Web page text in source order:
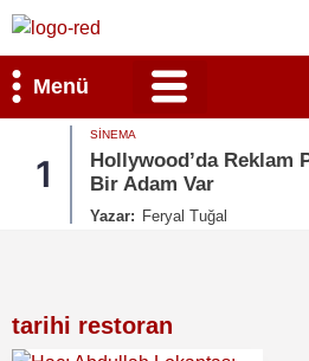
Menü
1
SINEMA
Hollywood’da Reklam
Bir Adam Var
Yazar: Feryal Tuğal
tarihi restoran